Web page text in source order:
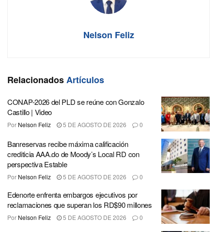
Nelson Feliz
RelacionadosArtículos
CONAP-2026 del PLD se reúne con Gonzalo
Castillo | Video
Por Nelson Feliz 5 DE AGOSTO DE 2026 0
Banreservas recibe máxima calificación
crediticia AAA.do de Moody’s Local RD con
perspectiva Estable
Por Nelson Feliz 5 DE AGOSTO DE 2026 0
Edenorte enfrenta embargos ejecutivos por
reclamaciones que superan los RD$90 millones
Por Nelson Feliz 5 DE AGOSTO DE 2026 0